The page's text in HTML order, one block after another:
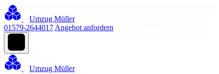
Umzug Müller
01579-2644017 Angebot anfordern
Umzug Müller